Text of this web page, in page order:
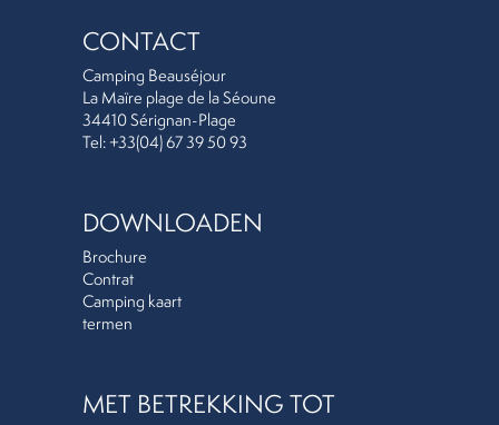
CONTACT
Camping Beauséjour
La Maïre plage de la Séoune
34410 Sérignan-Plage
Tel: +33(04) 67 39 50 93
DOWNLOADEN
Brochure
Contrat
Camping kaart
termen
MET BETREKKING TOT